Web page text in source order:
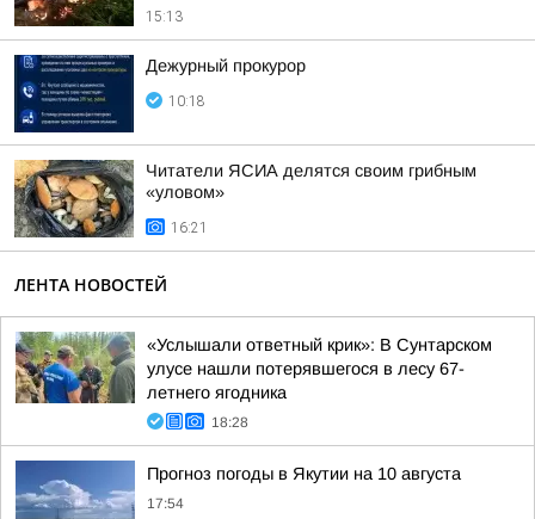
15:13
Дежурный прокурор
10:18
Читатели ЯСИА делятся своим грибным
«уловом»
16:21
ЛЕНТА НОВОСТЕЙ
«Услышали ответный крик»: В Сунтарском
улусе нашли потерявшегося в лесу 67-
летнего ягодника
18:28
Прогноз погоды в Якутии на 10 августа
17:54